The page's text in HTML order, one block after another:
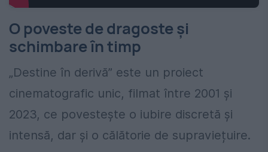
O poveste de dragoste și
schimbare în timp
„Destine în derivă” este un proiect
cinematografic unic, filmat între 2001 și
2023, ce povestește o iubire discretă și
intensă, dar și o călătorie de supraviețuire.